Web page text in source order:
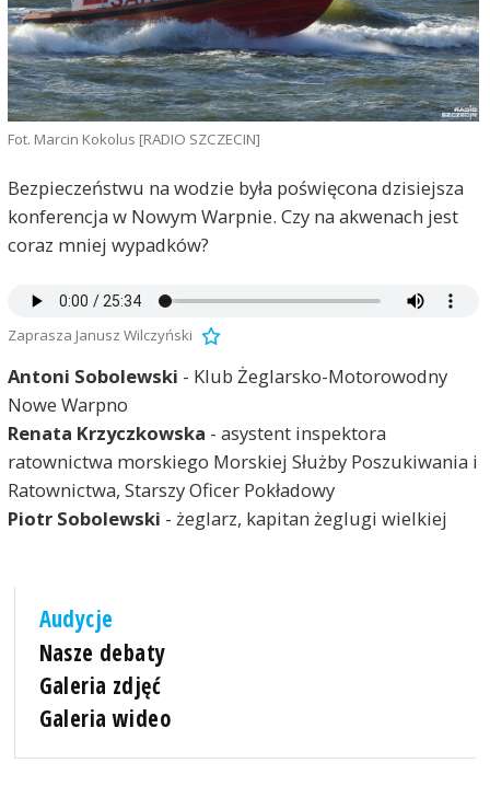
Fot. Marcin Kokolus [RADIO SZCZECIN]
Bezpieczeństwu na wodzie była poświęcona dzisiejsza
konferencja w Nowym Warpnie. Czy na akwenach jest
coraz mniej wypadków?
Zaprasza Janusz Wilczyński
Antoni Sobolewski - Klub Żeglarsko-Motorowodny
Nowe Warpno
Renata Krzyczkowska - asystent inspektora
ratownictwa morskiego Morskiej Służby Poszukiwania i
Ratownictwa, Starszy Oficer Pokładowy
Piotr Sobolewski - żeglarz, kapitan żeglugi wielkiej
Audycje
Nasze debaty
Galeria zdjęć
Galeria wideo